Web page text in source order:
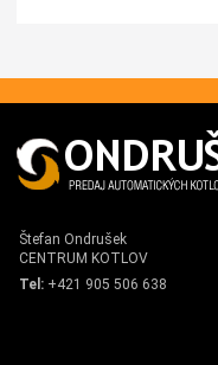
Štefan Ondrušek
CENTRUM KOTLOV
Tel: +421 905 506 638